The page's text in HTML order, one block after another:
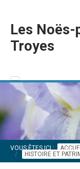
Les Noës-
Troyes
VOUS ÊTES ICI :
HISTOIRE ET